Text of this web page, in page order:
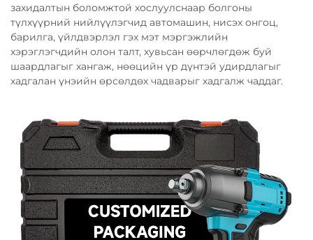
захидалтын боломжтой хослуулснаар болгоны
түлхүүрний нийлүүлэгчид автомашин, нисэх онгоц,
барилга, үйлдвэрлэл гэх мэт мэргэжлийн
хэрэглэгчдийн олон талт, хувьсан өөрчлөгдөж буй
шаардлагыг хангаж, нөөцийн үр дүнтэй удирдлагыг
хадгалан үнэийн өрсөлдөх чадварыг хадгалж чаддаг.